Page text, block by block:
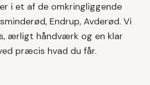
i et af de omkringliggende
Endrup, Avderød. Vi
ærligt håndværk og en klar
præcis hvad du får.